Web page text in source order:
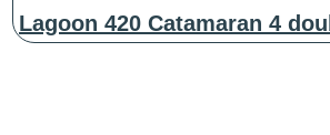
Lagoon 420 Catamaran 4